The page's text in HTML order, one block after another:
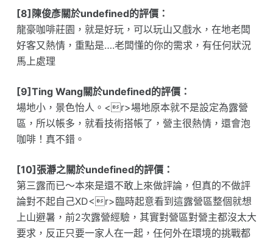
[8]陳俊彥關於undefined的評價：
龍豪咖啡莊園，就是好玩，可以玩山又戲水，在地老闆
好客又熱情，重點是….老闆懂的你的需求，有任何狀況
馬上處理
[9]Ting Wang關於undefined的評價：
場地小，景色怡人。<r>場地原本就不是設定為露營
區，所以帳多，就看技術搭帳了，營主很熱情，還會泡
咖啡！真不錯。
[10]張瀞之關於undefined的評價：
第三露而已～本來是還不敢上來做評論，但真的不做評
論對不起自己XD<r>臨時起意看到這露營區整個就想
上山避暑，前2次露營經驗，其實對營區對營主都沒太大
要求，反正只要一家人在一起，任何外在環境的挑戰都